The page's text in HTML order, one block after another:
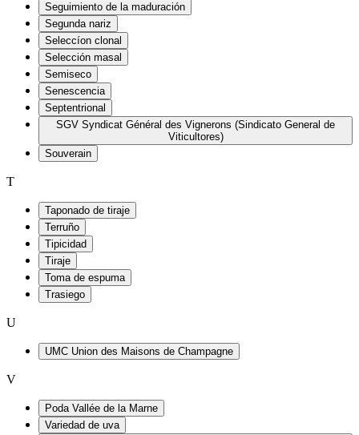
Seguimiento de la maduración
Segunda nariz
Seleccíon clonal
Selección masal
Semiseco
Senescencia
Septentrional
SGV Syndicat Général des Vignerons (Sindicato General de
Viticultores)
Souverain
T
Taponado de tiraje
Terruño
Tipicidad
Tiraje
Toma de espuma
Trasiego
U
UMC Union des Maisons de Champagne
V
Poda Vallée de la Marne
Variedad de uva